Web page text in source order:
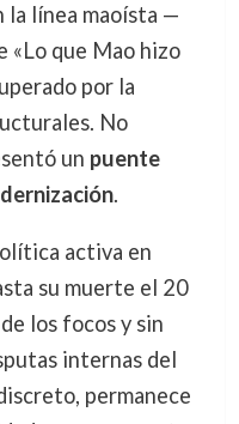
la línea maoísta —
«Lo que Mao hizo
por la
No
un puente
.
activa en
su muerte el 20
los focos y sin
internas del
permanece